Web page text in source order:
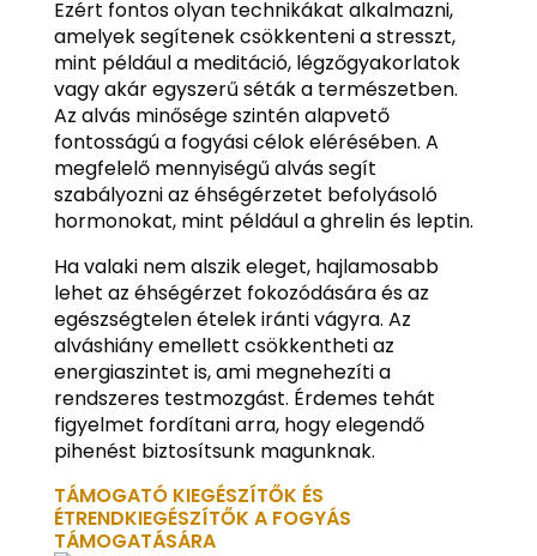
Ezért fontos olyan technikákat alkalmazni,
amelyek segítenek csökkenteni a stresszt,
mint például a meditáció, légzőgyakorlatok
vagy akár egyszerű séták a természetben.
Az alvás minősége szintén alapvető
fontosságú a fogyási célok elérésében. A
megfelelő mennyiségű alvás segít
szabályozni az éhségérzetet befolyásoló
hormonokat, mint például a ghrelin és leptin.
Ha valaki nem alszik eleget, hajlamosabb
lehet az éhségérzet fokozódására és az
egészségtelen ételek iránti vágyra. Az
alváshiány emellett csökkentheti az
energiaszintet is, ami megnehezíti a
rendszeres testmozgást. Érdemes tehát
figyelmet fordítani arra, hogy elegendő
pihenést biztosítsunk magunknak.
TÁMOGATÓ KIEGÉSZÍTŐK ÉS
ÉTRENDKIEGÉSZÍTŐK A FOGYÁS
TÁMOGATÁSÁRA